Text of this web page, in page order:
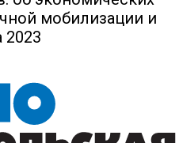
мобилизации и
2023